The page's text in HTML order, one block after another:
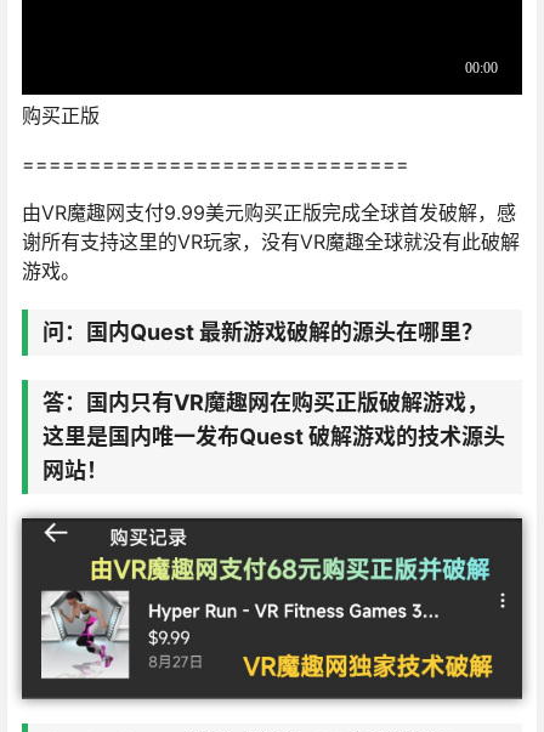
购买正版
=============================
由VR魔趣网支付9.99美元购买正版完成全球首发破解，感
谢所有支持这里的VR玩家，没有VR魔趣全球就没有此破解
游戏。
问： 国内Quest 最新游戏破解的源头在哪里？
答：
国内只有VR魔趣网在购买正版破解游戏，
这里是国内唯一发布Quest 破解游戏的技术源头
网站！